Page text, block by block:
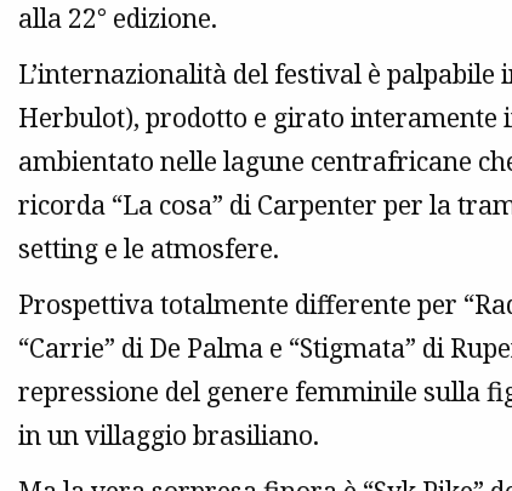
alla 22° edizione.
L’internazionalità del festival è palpabile
Herbulot), prodotto e girato interamente
ambientato nelle lagune centrafricane
ricorda “La cosa” di Carpenter per la
setting e le atmosfere.
Prospettiva totalmente differente per
“Carrie” di De Palma e “Stigmata” di
repressione del genere femminile sulla
in un villaggio brasiliano.